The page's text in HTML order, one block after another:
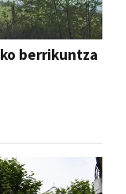
berrikuntza